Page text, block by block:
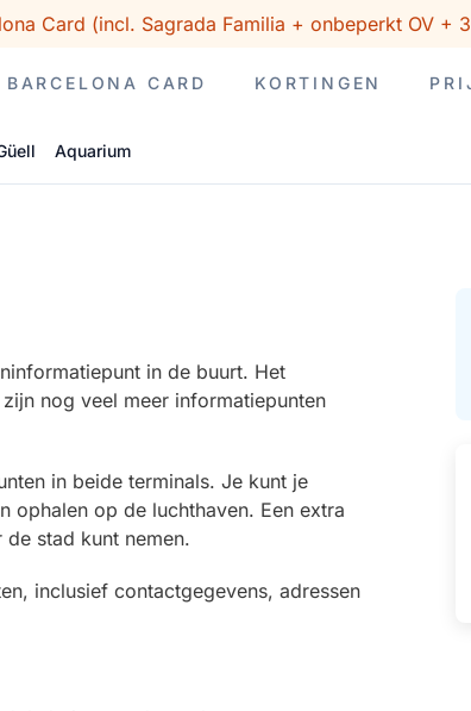
Card (incl. Sagrada Familia + onbeperkt OV +
BARCELONA CARD KORTINGEN
Aquarium
in de buurt. Het
nog veel meer informatiepunten
in beide terminals. Je kunt je
ophalen op de luchthaven. Een extra
stad kunt nemen.
inclusief contactgegevens, adressen